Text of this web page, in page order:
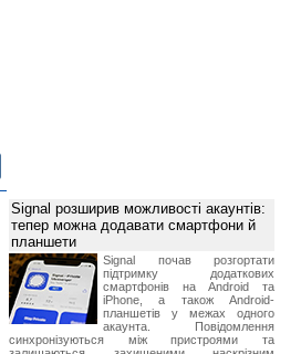
Signal розширив можливості акаунтів:
тепер можна додавати смартфони й
планшети
Signal почав розгортати
підтримку додаткових
смартфонів на Android та
iPhone, а також Android-
планшетів у межах одного
акаунта. Повідомлення
синхронізуються між пристроями та